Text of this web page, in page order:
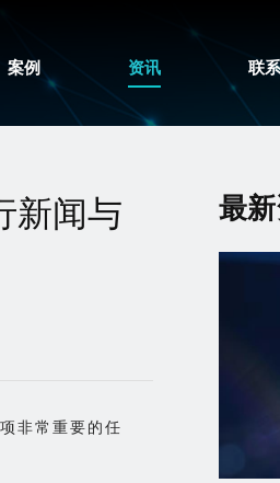
案例 资讯 联系
新闻与
非常重要的任
最